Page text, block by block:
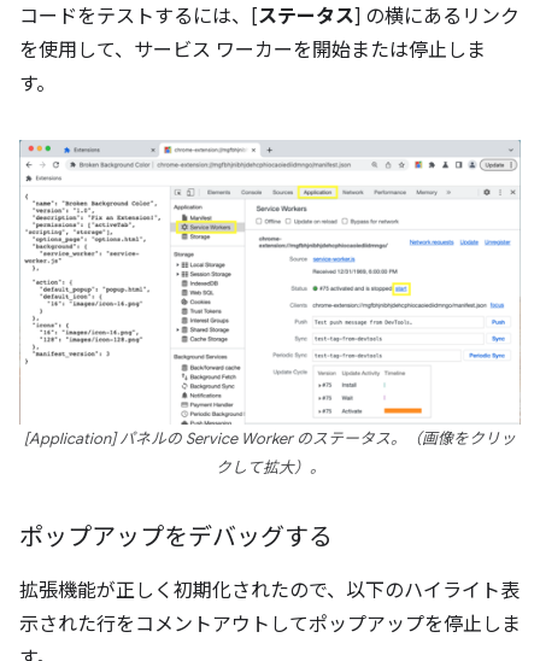
コードをテストするには、[ステータス] の横にあるリンク
を使用して、サービス ワーカーを開始または停止しま
す。
[Application] パネルの Service Worker のステータス。（画像をクリッ
クして拡大）。
ポップアップをデバッグする
拡張機能が正しく初期化されたので、以下のハイライト表
示された行をコメントアウトしてポップアップを停止しま